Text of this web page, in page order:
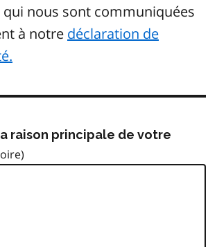
nous sont communiquées
à notre déclaration de
raison principale de votre